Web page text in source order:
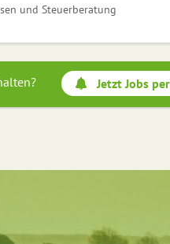
und Steuerberatung
Jetzt Jobs